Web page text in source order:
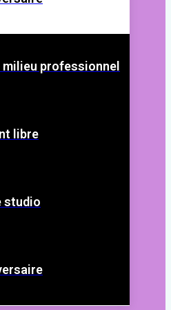
milieu professionnel
libre
studio